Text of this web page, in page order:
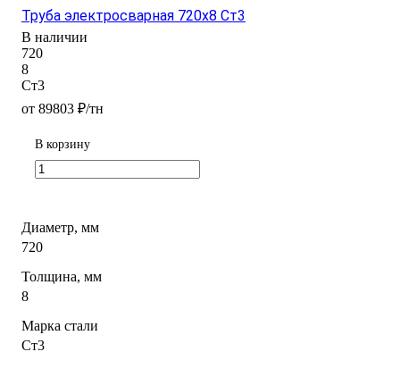
Труба электросварная 720х8 Ст3
В наличии
720
8
Ст3
от 89803 ₽/тн
В корзину
Диаметр, мм
720
Толщина, мм
8
Марка стали
Ст3